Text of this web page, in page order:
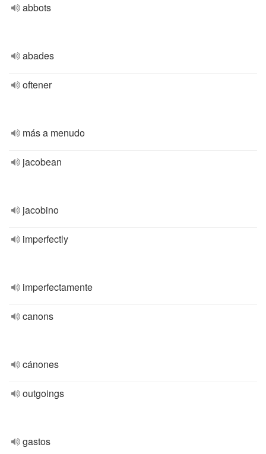
abbots
abades
oftener
más a menudo
jacobean
jacobino
imperfectly
imperfectamente
canons
cánones
outgoings
gastos